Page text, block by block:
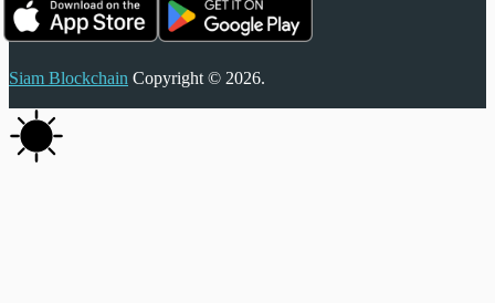
Siam Blockchain Copyright © 2026.